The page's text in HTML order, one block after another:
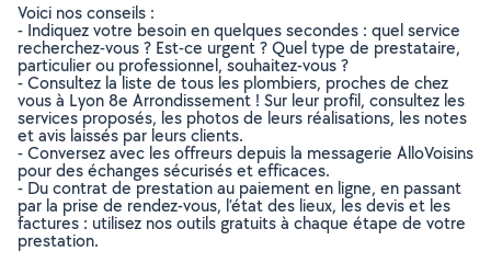
Voici nos conseils :
- Indiquez votre besoin en quelques secondes : quel service
recherchez-vous ? Est-ce urgent ? Quel type de prestataire,
particulier ou professionnel, souhaitez-vous ?
- Consultez la liste de tous les plombiers, proches de chez
vous à Lyon 8e Arrondissement ! Sur leur profil, consultez les
services proposés, les photos de leurs réalisations, les notes
et avis laissés par leurs clients.
- Conversez avec les offreurs depuis la messagerie AlloVoisins
pour des échanges sécurisés et efficaces.
- Du contrat de prestation au paiement en ligne, en passant
par la prise de rendez-vous, l’état des lieux, les devis et les
factures : utilisez nos outils gratuits à chaque étape de votre
prestation.